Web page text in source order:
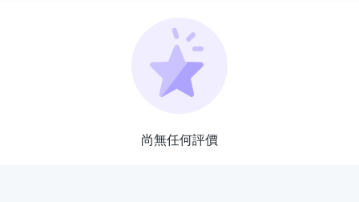
尚無任何評價